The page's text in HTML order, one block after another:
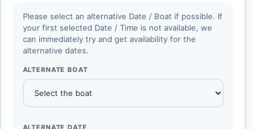
Please select an alternative Date / Boat if possible. If
your first selected Date / Time is not available, we
can immediately try and get availability for the
alternative dates.
ALTERNATE BOAT